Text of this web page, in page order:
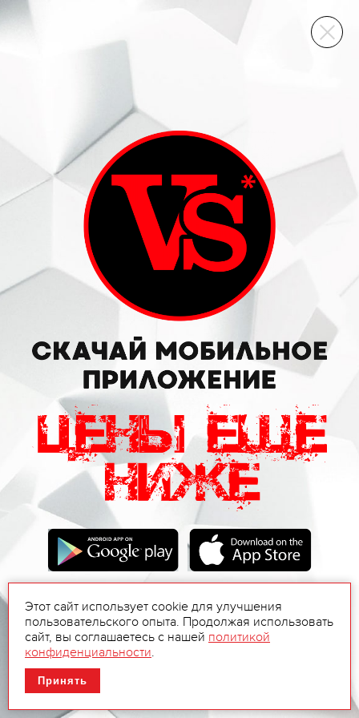
ВИННЫЙ СКЛАД
Этот сайт использует cookie для улучшения
пользовательского опыта. Продолжая использовать
сайт, вы соглашаетесь с нашей политикой
конфиденциальности.
Принять